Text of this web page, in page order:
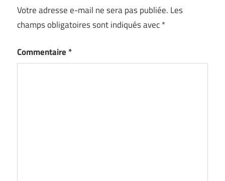
Votre adresse e-mail ne sera pas publiée. Les
champs obligatoires sont indiqués avec*
Commentaire *